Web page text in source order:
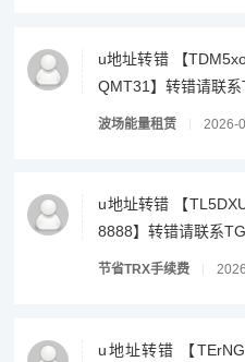
u地址转错 【
QMT31】转错请联
波场能量租赁 2026-
u地址转错 【
8888】转错请联系
节省TRX手续费
u地址转错 【